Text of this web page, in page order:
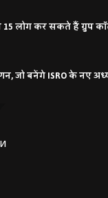
15 लोग कर सकते हैं ग्रुप
जो बनेंगे ISRO के नए